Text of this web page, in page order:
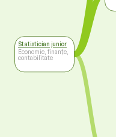
Statistician junior
Economie, finanțe,
contabilitate